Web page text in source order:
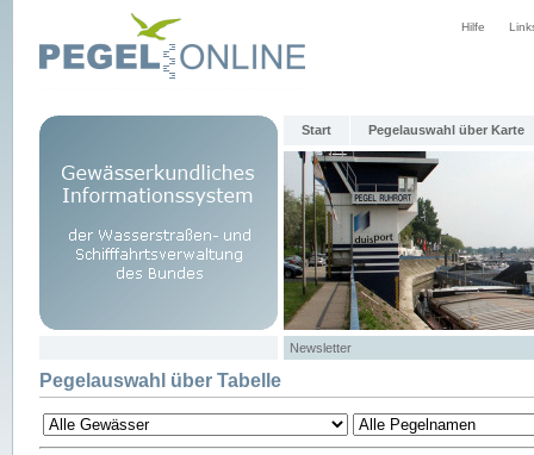
Hilfe
Start Pegelauswahl über Karte
Newsletter
Pegelauswahl über Tabelle